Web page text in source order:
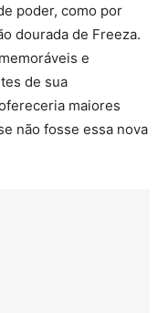
poder, como por
dourada de Freeza.
e
de sua
maiores
não fosse essa nova